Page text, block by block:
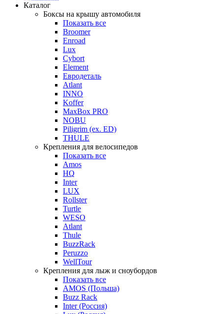
Каталог
Боксы на крышу автомобиля
Показать все
Broomer
Enroad
Lux
Cybort
Element
Евродеталь
Atlant
INNO
Koffer
MaxBox PRO
NOBU
Piligrim (ex. ED)
THULE
Крепления для велосипедов
Показать все
Amos
HQ
Inter
LUX
Rollster
Turtle
WESO
Atlant
Thule
BuzzRack
Peruzzo
WellTour
Крепления для лыж и сноубордов
Показать все
AMOS (Польша)
Buzz Rack
Inter (Россия)